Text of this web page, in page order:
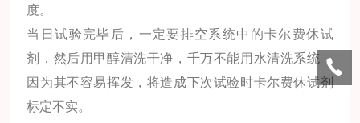
度。
当日试验完毕后，一定要排空系统中的卡尔费休试
剂，然后用甲醇清洗干净，千万不能用水清洗系统，
因为其不容易挥发，将造成下次试验时卡尔费休试剂
标定不实。